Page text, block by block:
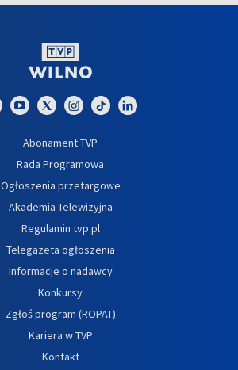
Abonament TVP
Rada Programowa
Ogłoszenia przetargowe
Akademia Telewizyjna
Regulamin tvp.pl
Telegazeta ogłoszenia
Informacje o nadawcy
Konkursy
Zgłoś program (ROPAT)
Kariera w TVP
Kontakt